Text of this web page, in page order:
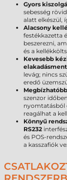
Gyors
sebesség
alatt elkészül,
Alacsony
festékkazetta
beszerezni,
és a
Kevesebb
levág; nincs
eredő
szenzor
nyomtatásból
reagálhat a
Könnyű
RS232
és POS-
a kasszafiók